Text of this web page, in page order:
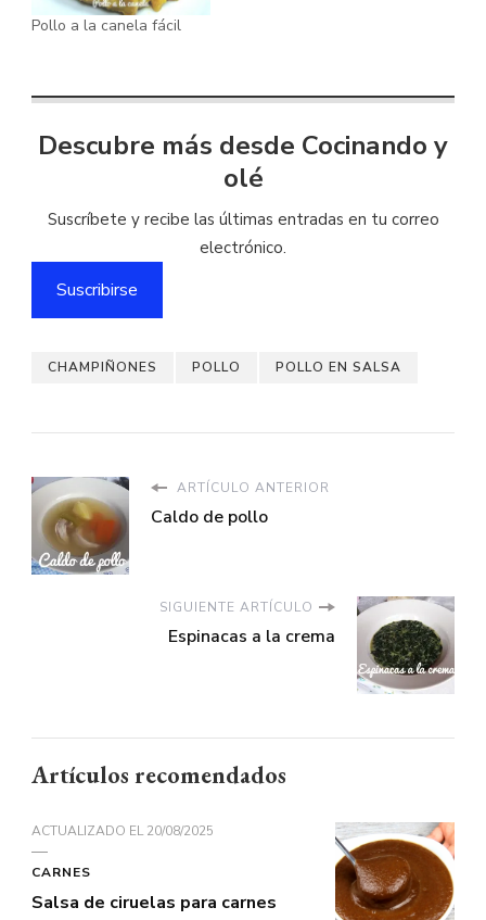
Pollo a la canela fácil
Descubre más desde Cocinando y
olé
Suscríbete y recibe las últimas entradas en tu correo
electrónico.
Suscribirse
CHAMPIÑONES POLLO POLLO EN SALSA
ARTÍCULO ANTERIOR
Caldo de pollo
SIGUIENTE ARTÍCULO
Espinacas a la crema
Artículos recomendados
ACTUALIZADO EL20/08/2025
CARNES
Salsa de ciruelas para carnes